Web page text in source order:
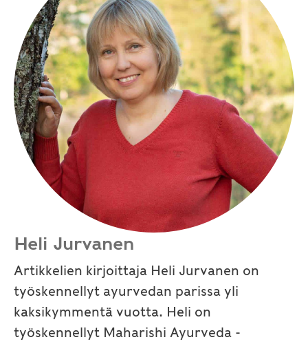
Heli Jurvanen
Artikkelien kirjoittaja Heli Jurvanen on
työskennellyt ayurvedan parissa yli
kaksikymmentä vuotta. Heli on
työskennellyt Maharishi Ayurveda -